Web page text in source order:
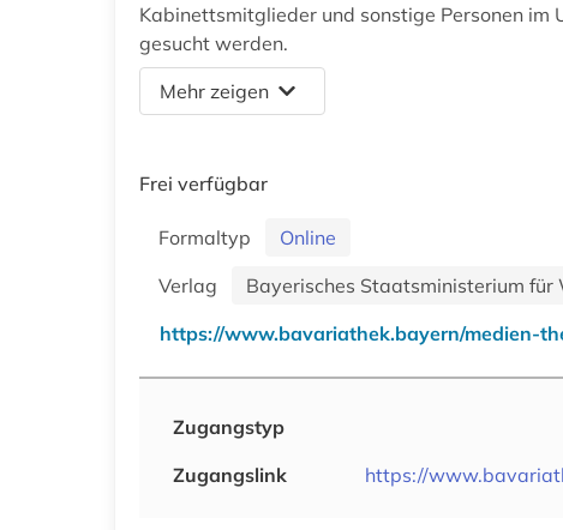
Kabinettsmitglieder und sonstige Personen im
gesucht werden.
Mehr zeigen
Frei verfügbar
Formaltyp
Online
Verlag
Bayerisches Staatsministerium für
https://www.bavariathek.bayern/medien-
Zugangstyp
Zugangslink
https://